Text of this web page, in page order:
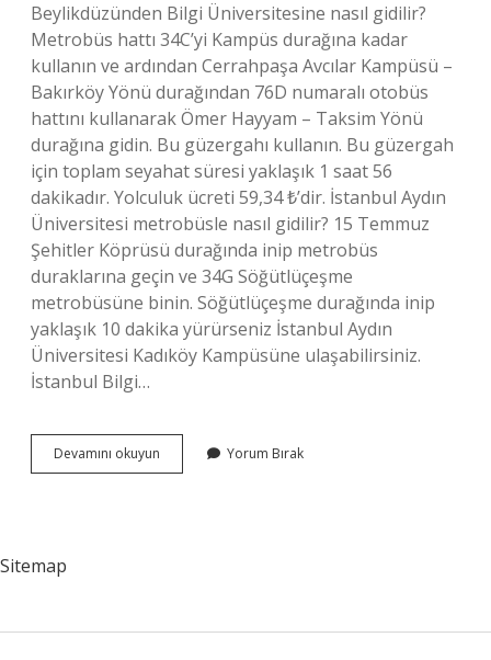
Beylikdüzünden Bilgi Üniversitesine nasıl gidilir?
Metrobüs hattı 34C’yi Kampüs durağına kadar
kullanın ve ardından Cerrahpaşa Avcılar Kampüsü –
Bakırköy Yönü durağından 76D numaralı otobüs
hattını kullanarak Ömer Hayyam – Taksim Yönü
durağına gidin. Bu güzergahı kullanın. Bu güzergah
için toplam seyahat süresi yaklaşık 1 saat 56
dakikadır. Yolculuk ücreti 59,34 ₺’dir. İstanbul Aydın
Üniversitesi metrobüsle nasıl gidilir? 15 Temmuz
Şehitler Köprüsü durağında inip metrobüs
duraklarına geçin ve 34G Söğütlüçeşme
metrobüsüne binin. Söğütlüçeşme durağında inip
yaklaşık 10 dakika yürürseniz İstanbul Aydın
Üniversitesi Kadıköy Kampüsüne ulaşabilirsiniz.
İstanbul Bilgi…
Devamını okuyun
Üniversitesi
Yorum Bırak
Sitemap